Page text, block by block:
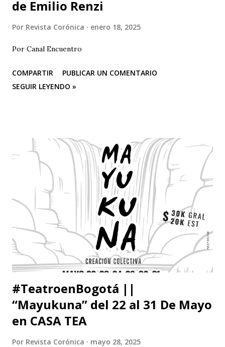
de Emilio Renzi
Por Revista Corónica enero 18, 2025
Por Canal Encuentro
COMPARTIR
PUBLICAR UN COMENTARIO
SEGUIR LEYENDO »
#TeatroenBogotá ||
“Mayukuna” del 22 al 31 De Mayo
en CASA TEA
Por Revista Corónica mayo 28, 2025